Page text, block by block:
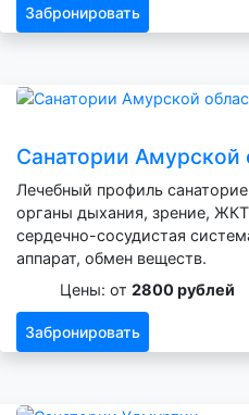
Забронировать
Санатории Амурской
Лечебный профиль
органы дыхания, зрение,
сердечно-сосудистая
аппарат, обмен веществ.
Цены: от 2800 рублей
Забронировать